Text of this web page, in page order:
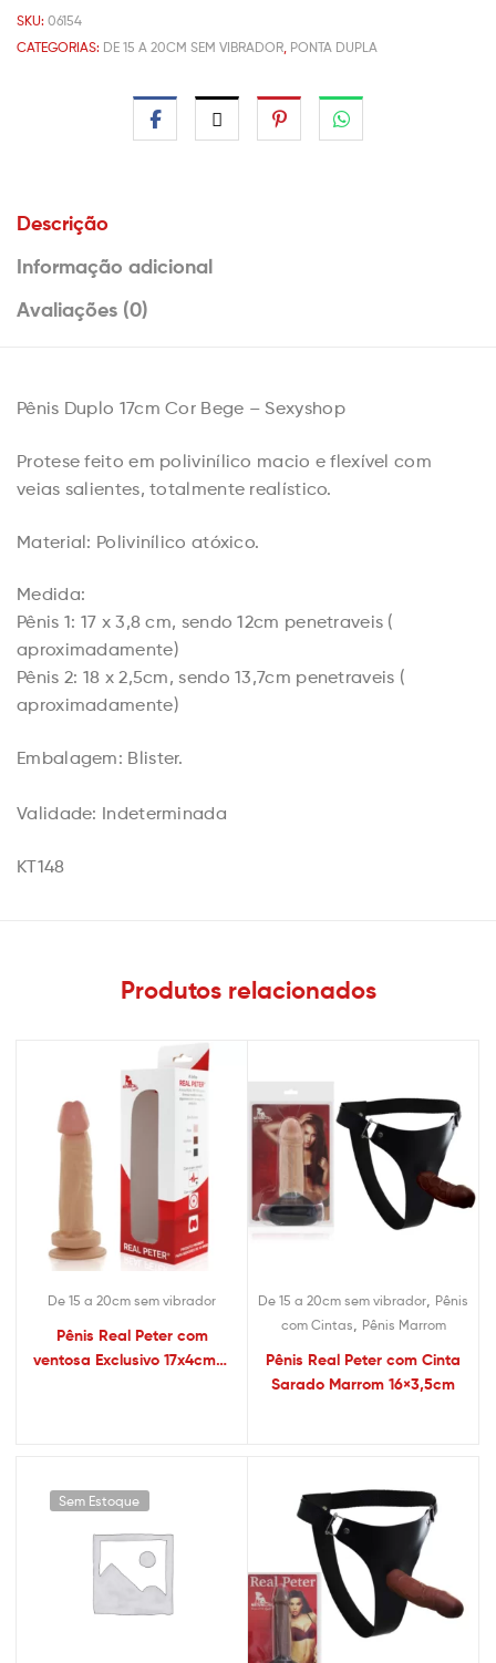
SKU: 06154
CATEGORIAS: DE 15 A 20CM SEM VIBRADOR PONTA DUPLA
Descrição
Informação adicional
Avaliações (0)
Pênis Duplo 17cm Cor Bege – Sexyshop
Protese feito em polivinílico macio e flexível com
veias salientes, totalmente realístico.
Material: Polivinílico atóxico.
Medida:
Pênis 1: 17 x 3,8 cm, sendo 12cm penetraveis (
aproximadamente)
Pênis 2: 18 x 2,5cm, sendo 13,7cm penetraveis (
aproximadamente)
Embalagem: Blister.
Validade: Indeterminada
KT148
Produtos relacionados
De 15 a 20cm sem vibrador
Pênis Real Peter com
ventosa Exclusivo 17x4cm –
De 15 a 20cm sem vibrador Pênis
com Cintas
Pênis Marrom
Pênis Real Peter com Cinta
Sarado Marrom 16×3,5cm
Sem Estoque